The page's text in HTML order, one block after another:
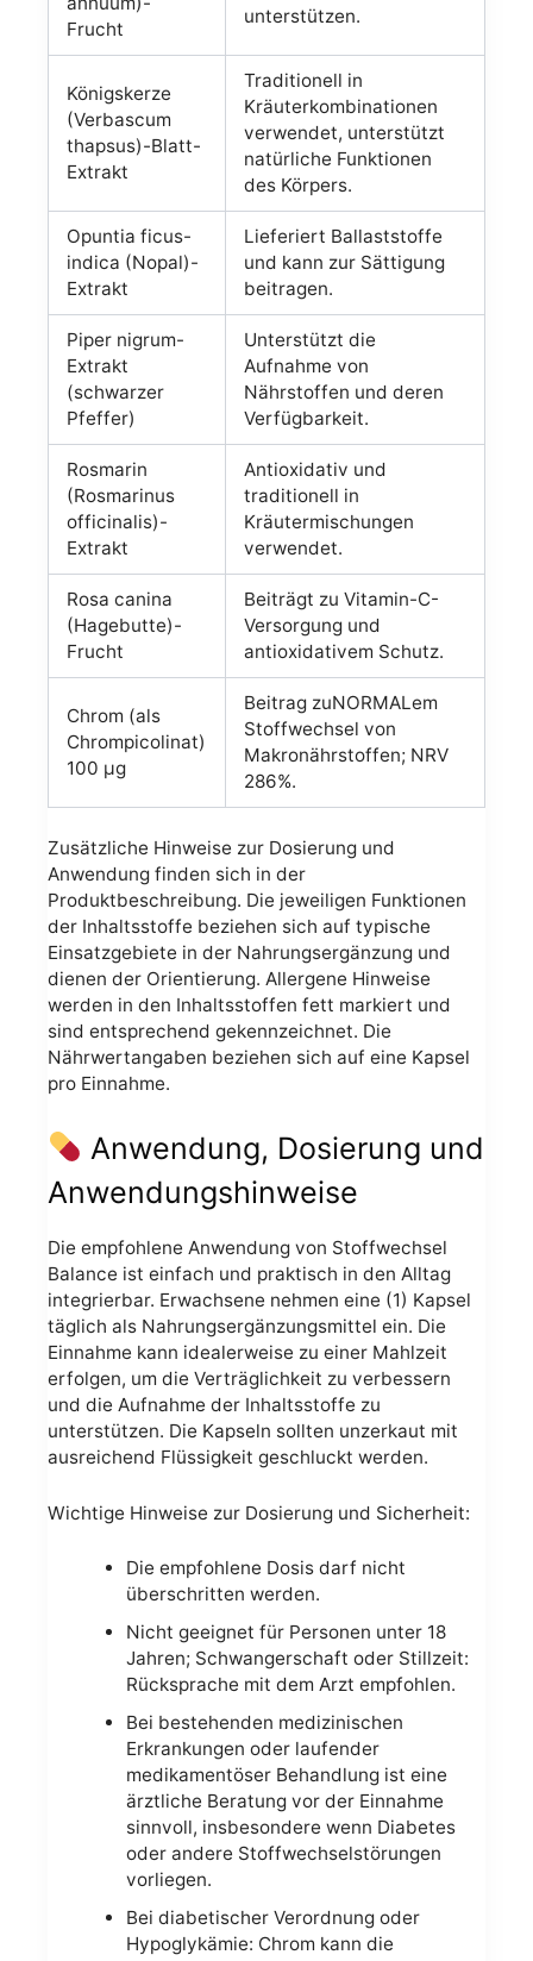
Frucht
unterstützen.
Königskerze
(Verbascum
thapsus)-Blatt-
Extrakt
Traditionell in
Kräuterkombinationen
verwendet, unterstützt
natürliche Funktionen
des Körpers.
Opuntia ficus-
indica (Nopal)-
Extrakt
Lieferiert Ballaststoffe
und kann zur Sättigung
beitragen.
Piper nigrum-
Extrakt
(schwarzer
Pfeffer)
Unterstützt die
Aufnahme von
Nährstoffen und deren
Verfügbarkeit.
Rosmarin
(Rosmarinus
officinalis)-
Extrakt
Antioxidativ und
traditionell in
Kräutermischungen
verwendet.
Rosa canina
(Hagebutte)-
Frucht
Beiträgt zu Vitamin-C-
Versorgung und
antioxidativem Schutz.
Chrom (als
Chrompicolinat)
100 µg
Beitrag zuNORMALem
Stoffwechsel von
Makronährstoffen; NRV
286%.
Zusätzliche Hinweise zur Dosierung und
Anwendung finden sich in der
Produktbeschreibung. Die jeweiligen Funktionen
der Inhaltsstoffe beziehen sich auf typische
Einsatzgebiete in der Nahrungsergänzung und
dienen der Orientierung. Allergene Hinweise
werden in den Inhaltsstoffen fett markiert und
sind entsprechend gekennzeichnet. Die
Nährwertangaben beziehen sich auf eine Kapsel
pro Einnahme.
Anwendung, Dosierung und
Anwendungshinweise
Die empfohlene Anwendung von Stoffwechsel
Balance ist einfach und praktisch in den Alltag
integrierbar. Erwachsene nehmen eine (1) Kapsel
täglich als Nahrungsergänzungsmittel ein. Die
Einnahme kann idealerweise zu einer Mahlzeit
erfolgen, um die Verträglichkeit zu verbessern
und die Aufnahme der Inhaltsstoffe zu
unterstützen. Die Kapseln sollten unzerkaut mit
ausreichend Flüssigkeit geschluckt werden.
Wichtige Hinweise zur Dosierung und Sicherheit:
Die empfohlene Dosis darf nicht
überschritten werden.
Nicht geeignet für Personen unter 18
Jahren; Schwangerschaft oder Stillzeit:
Rücksprache mit dem Arzt empfohlen.
Bei bestehenden medizinischen
Erkrankungen oder laufender
medikamentöser Behandlung ist eine
ärztliche Beratung vor der Einnahme
sinnvoll, insbesondere wenn Diabetes
oder andere Stoffwechselstörungen
vorliegen.
Bei diabetischer Verordnung oder
Hypoglykämie: Chrom kann die